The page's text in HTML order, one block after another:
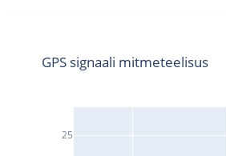
25
GPS signaali mitmeteelisus